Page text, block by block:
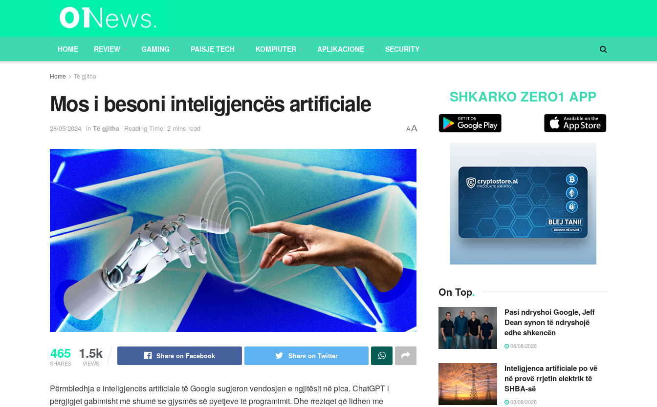
HOME REVIEW GAMING PAISJE TECH KOMPIUTER APLIKACIONE SECURITY
Home Të gjitha
Mos i besoni inteligjencës artificiale
28/05/2024 in Të gjitha Reading Time: 2 mins read AA
465
SHARES
1.5k
VIEWS
Share on Facebook Share on Twitter
Përmbledhja e inteligjencës artificiale të Google sugjeron vendosjen e ngjitësit në pica. ChatGPT i
përgjigjet gabimisht më shumë se gjysmës së pyetjeve të programimit. Dhe rreziqet që lidhen me
SHKARKO ZERO1 APP
On Top.
Pasi ndryshoi Google, Jeff
Dean synon të ndryshojë
edhe shkencën
06/08/2026
Inteligjenca artificiale po vë
në provë rrjetin elektrik të
SHBA-së
03/08/2026